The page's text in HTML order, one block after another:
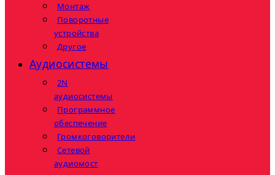
Монтаж
Поворотные
устройства
Другое
Аудиосистемы
2N
аудиосистемы
Программное
обеспечение
Громкоговорители
Сетевой
аудиомост